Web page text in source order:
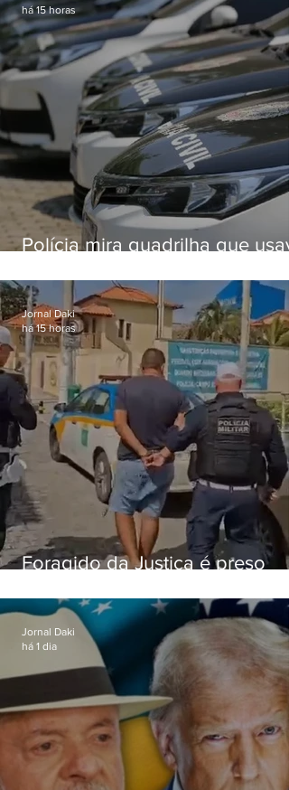
Polícia mira quadrilha que
o Comando Vermelho
há 15 horas
Foragido da Justiça é preso
RJ-106, em Maricá
Jornal Daki
há 15 horas
Jornal Daki
há 1 dia